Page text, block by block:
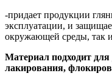
-придает продукции
эксплуатации, и
окружающей среды, так
Материал подходит
лакирования,